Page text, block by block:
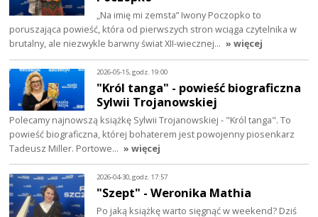
„Na imię mi zemsta” Iwony Poczopko to
poruszająca powieść, która od pierwszych stron wciąga czytelnika w
brutalny, ale niezwykle barwny świat XII-wiecznej… » więcej
2026-05-15, godz. 19:00
"Król tanga" - powieść biograficzna
Sylwii Trojanowskiej
Polecamy najnowszą książkę Sylwii Trojanowskiej - "Król tanga". To
powieść biograficzna, której bohaterem jest powojenny piosenkarz
Tadeusz Miller. Portowe… » więcej
2026-04-30, godz. 17:57
"Szept" - Weronika Mathia
Po jaką książkę warto sięgnąć w weekend? Dziś